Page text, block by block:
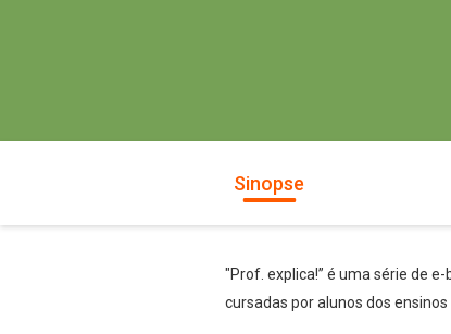
Sinopse
"Prof. explica!” é uma série de
cursadas por alunos dos